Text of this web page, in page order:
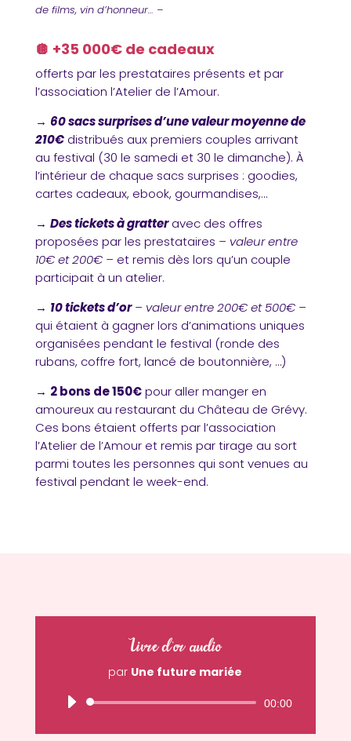
de films, vin d’honneur… –
🪩 +35 000€ de cadeaux
offerts par les prestataires présents et par
l’association l’Atelier de l’Amour.
→ 60 sacs surprises d’une valeur moyenne de
210€distribués aux premiers couples arrivant
au festival (30 le samedi et 30 le dimanche). À
l’intérieur de chaque sacs surprises : goodies,
cartes cadeaux, ebook, gourmandises,…
→ Des tickets à gratteravec des offres
proposées par les prestataires – valeur entre
10€ et 200€ – et remis dès lors qu’un couple
participait à un atelier.
→ 10 tickets d’or – valeur entre 200€ et 500€ –
qui étaient à gagner lors d’animations uniques
organisées pendant le festival (ronde des
rubans, coffre fort, lancé de boutonnière, …)
→ 2 bons de 150€pour aller manger en
amoureux au restaurant du Château de Grévy.
Ces bons étaient offerts par l’association
l’Atelier de l’Amour et remis par tirage au sort
parmi toutes les personnes qui sont venues au
festival pendant le week-end.
Livre d'or audio
par Une future mariée
Lecteur
00:00